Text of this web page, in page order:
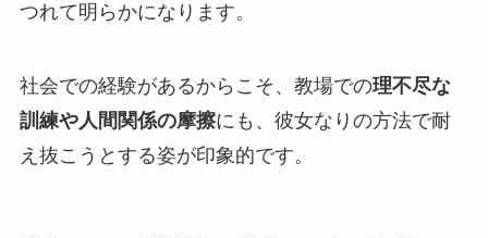
つれて明らかになります。
社会での経験があるからこそ、教場での理不尽な
訓練や人間関係の摩擦にも、彼女なりの方法で耐
え抜こうとする姿が印象的です。